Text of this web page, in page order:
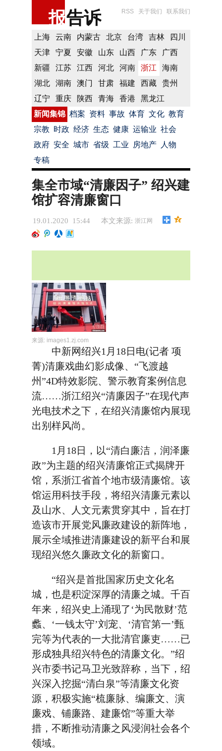
报告诉 RSS 关于我们 联系我们
上海 云南 内蒙古 北京 台湾 吉林
四川
天津
宁夏 安徽 山东 山西 广东
广西
新疆
江苏 江西 河北 河南 浙江
海南
湖北
湖南 澳门 甘肃 福建 西藏
贵州
辽宁
重庆 陕西 青海 香港
黑龙江
新闻集锦 档案 资料 事故 体育 文化 教育
宗教 时政 经济 生态 健康 运输业 社会
政府 安全 城市 省级 工业 房地产
人物
专稿
集全市域“清廉因子” 绍兴建
馆扩容清廉窗口
19.01.2020 15:44 本文来源: 浙江网
来源: images1.zj.com
中新网绍兴1月18日电(记者 项
菁)清廉戏曲幻影成像、“飞渡越
州”4D特效影院、警示教育案例信息
流……浙江绍兴“清廉因子”在现代声
光电技术之下，在绍兴清廉馆内展现
出别样风尚。
1月18日，以“清白廉洁，润泽廉
政”为主题的绍兴清廉馆正式揭牌开
馆，系浙江省首个地市级清廉馆。该
馆运用科技手段，将绍兴清廉元素以
及山水、人文元素贯穿其中，旨在打
造该市开展党风廉政建设的新阵地，
展示全域推进清廉建设的新平台和展
现绍兴悠久廉政文化的新窗口。
“绍兴是首批国家历史文化名
城，也是积淀深厚的清廉之城。千百
年来，绍兴史上涌现了‘为民散财’范
蠡、‘一钱太守’刘宠、‘清官第一’甄
完等为代表的一大批清官廉吏……已
形成独具绍兴特色的清廉文化。”绍
兴市委书记马卫光致辞称，当下，绍
兴深入挖掘“清白泉”等清廉文化资
源，积极实施“梳廉脉、编廉文、演
廉戏、铺廉路、建廉馆”等重大举
措，不断推动清廉之风浸润社会各个
领域。